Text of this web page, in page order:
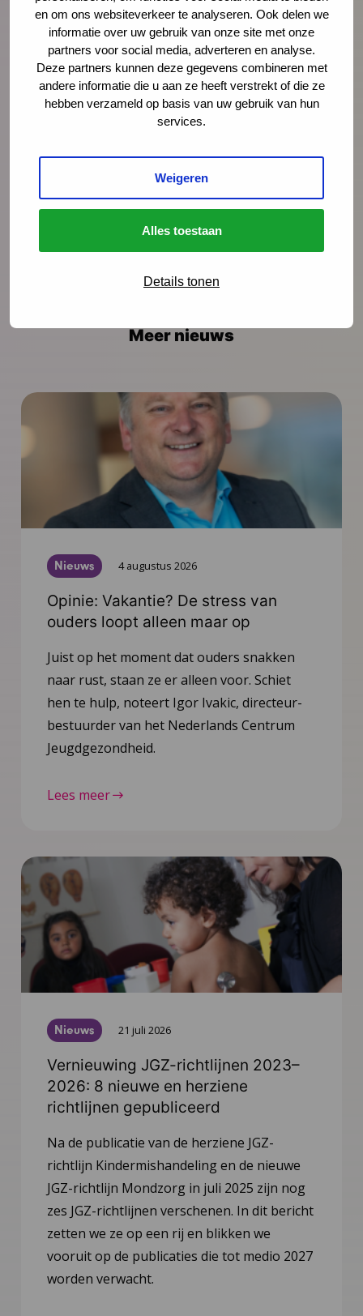
en om ons websiteverkeer te analyseren. Ook delen we
informatie over uw gebruik van onze site met onze
partners voor social media, adverteren en analyse.
Deze partners kunnen deze gegevens combineren met
andere informatie die u aan ze heeft verstrekt of die ze
hebben verzameld op basis van uw gebruik van hun
services.
Weigeren
Alles toestaan
Details tonen
Bericht *
Meer nieuws
Nieuws 4 augustus 2026
Opinie: Vakantie? De stress van
ouders loopt alleen maar op
Juist op het moment dat ouders snakken
naar rust, staan ze er alleen voor. Schiet
hen te hulp, noteert Igor Ivakic, directeur-
bestuurder van het Nederlands Centrum
Jeugdgezondheid.
Lees meer
Nieuws 21 juli 2026
Vernieuwing JGZ-richtlijnen 2023–
2026: 8 nieuwe en herziene
richtlijnen gepubliceerd
Na de publicatie van de herziene JGZ-
richtlijn Kindermishandeling en de nieuwe
JGZ-richtlijn Mondzorg in juli 2025 zijn nog
zes JGZ-richtlijnen verschenen. In dit bericht
zetten we ze op een rij en blikken we
vooruit op de publicaties die tot medio 2027
worden verwacht.